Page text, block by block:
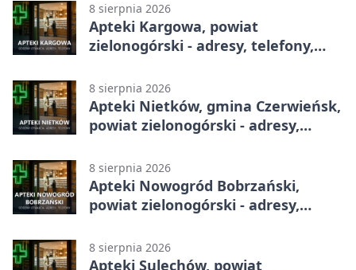
8 sierpnia 2026
Apteki Kargowa, powiat
zielonogórski - adresy, telefony,
8 sierpnia 2026
Apteki Nietków, gmina Czerwieńsk,
powiat zielonogórski - adresy,
8 sierpnia 2026
Apteki Nowogród Bobrzański,
powiat zielonogórski - adresy,
8 sierpnia 2026
Apteki Sulechów, powiat